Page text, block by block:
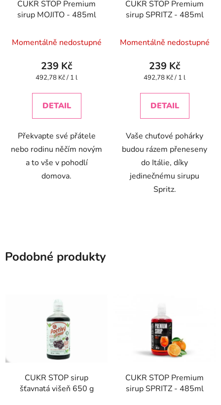
CUKR STOP Premium
sirup MOJITO - 485ml
Momentálně nedostupné
239 Kč
Měrná
492,78 Kč / 1 l
DETAIL
Překvapte své přátele
nebo rodinu něčím novým
a to vše v pohodlí
domova.
CUKR STOP Premium
sirup SPRITZ - 485ml
Momentálně nedostupné
239 Kč
Měrná
492,78 Kč / 1 l
DETAIL
Vaše chuťové pohárky
budou rázem přeneseny
do Itálie, díky
jedinečnému sirupu
Spritz.
Podobné produkty
CUKR STOP sirup
šťavnatá višeň 650 g
CUKR STOP Premium
sirup SPRITZ - 485ml